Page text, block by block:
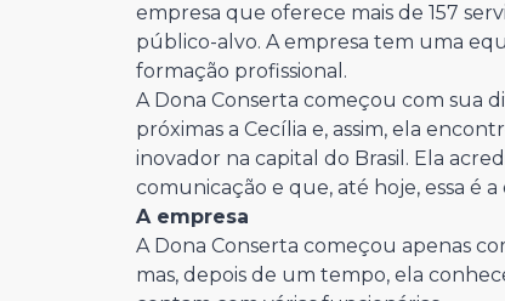
empresa que oferece mais de 157
público-alvo. A empresa tem uma
formação profissional.
A Dona Conserta começou com sua
próximas a Cecília e, assim, ela
inovador na capital do Brasil. Ela
comunicação e que, até hoje, essa é
A empresa
A Dona Conserta começou apenas
mas, depois de um tempo, ela